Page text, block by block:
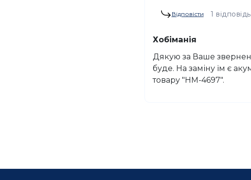
Відповісти 1 відповідь
Хобіманія
Дякую за Ваше
буде. На заміну їм є
товару "HM-4697".